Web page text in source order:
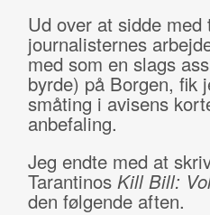
Ud over at sidde
journalisternes
med som en slags
byrde) på Borgen,
småting i avisens
anbefaling.
Jeg endte med at
Tarantinos Kill Bill:
den følgende aften.